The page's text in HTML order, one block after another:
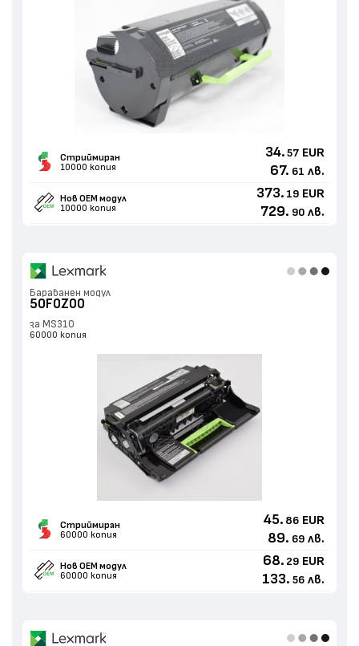
Стриймиран
10000 копия
34. 57 EUR
67. 61 лв.
Нов ОЕМ модул
10000 копия
373. 19 EUR
729. 90 лв.
Барабанен модул
50F0Z00
за MS310
60000 копия
Стриймиран
60000 копия
45. 86 EUR
89. 69 лв.
Нов ОЕМ модул
60000 копия
68. 29 EUR
133. 56 лв.